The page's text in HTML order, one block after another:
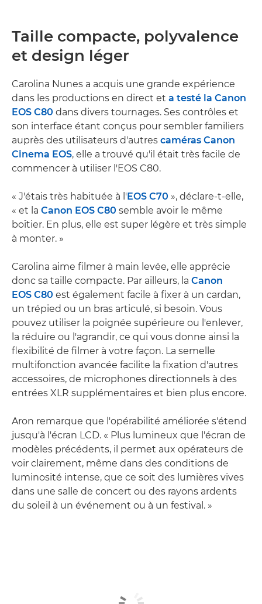
Taille compacte, polyvalence
et design léger
Carolina Nunes a acquis une grande expérience
dans les productions en direct et a testé la Canon
EOS C80 dans divers tournages. Ses contrôles et
son interface étant conçus pour sembler familiers
auprès des utilisateurs d'autres caméras Canon
Cinema EOS, elle a trouvé qu'il était très facile de
commencer à utiliser l'EOS C80.
« J'étais très habituée à l'EOS C70 », déclare-t-elle,
« et la Canon EOS C80 semble avoir le même
boîtier. En plus, elle est super légère et très simple
à monter. »
Carolina aime filmer à main levée, elle apprécie
donc sa taille compacte. Par ailleurs, la Canon
EOS C80 est également facile à fixer à un cardan,
un trépied ou un bras articulé, si besoin. Vous
pouvez utiliser la poignée supérieure ou l'enlever,
la réduire ou l'agrandir, ce qui vous donne ainsi la
flexibilité de filmer à votre façon. La semelle
multifonction avancée facilite la fixation d'autres
accessoires, de microphones directionnels à des
entrées XLR supplémentaires et bien plus encore.
Aron remarque que l'opérabilité améliorée s'étend
jusqu'à l'écran LCD. « Plus lumineux que l'écran de
modèles précédents, il permet aux opérateurs de
voir clairement, même dans des conditions de
luminosité intense, que ce soit des lumières vives
dans une salle de concert ou des rayons ardents
du soleil à un événement ou à un festival. »